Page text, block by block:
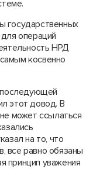
государственных
операций
НРД
косвенно
последующей
этот довод. В
может ссылаться
на то, что
все равно обязаны
принцип уважения